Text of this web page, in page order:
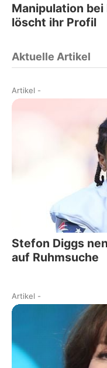
Manipulation bei
löscht ihr Profil
Aktuelle Artikel
Artikel -
Stefon Diggs
auf Ruhmsuche
Artikel -